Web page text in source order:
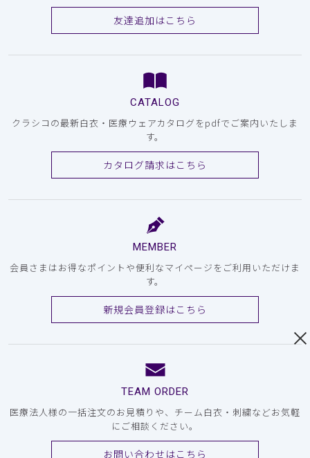
友達追加はこちら
CATALOG
クラシコの最新白衣・医療ウェアカタログをpdfでご案内いたしま
す。
カタログ請求はこちら
MEMBER
会員さまはお得なポイントや便利なマイページをご利用いただけま
す。
新規会員登録はこちら
TEAM ORDER
医療法人様の一括注文のお見積りや、チーム白衣・刺繍などお気軽
にご相談ください。
お問い合わせはこちら